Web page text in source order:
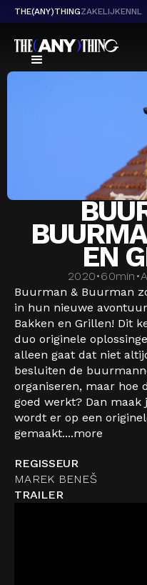
THE(ANY)THINGZAKELIJKENNL
EN
2020•60min •
Buurman & Buurman
in hun nieuwe
Bakken en Grillen! Dit
duo originele
alleen gaat dat niet
besluiten de
organiseren, maar hoe
goed werkt? Dan maak
wordt er op een
gemaakt....more
REGISSEUR
MAREK BENEŠ
TRAILER